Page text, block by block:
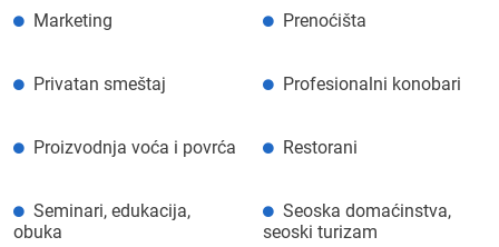
Marketing Prenoćišta
Privatan smeštaj Profesionalni konobari
Proizvodnja voća i povrća Restorani
Seminari, edukacija,
obuka
Seoska domaćinstva,
seoski turizam